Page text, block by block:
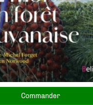
Commander